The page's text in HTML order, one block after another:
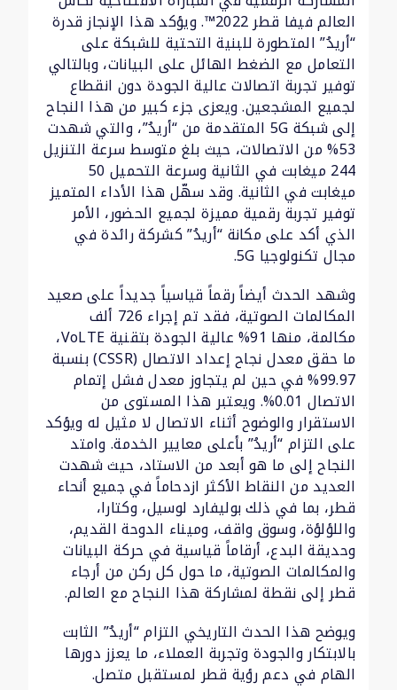
العالم فيفا قطر 2022™. ويؤكد هذا الإنجاز قدرة
“أريدُ” المتطورة للبنية التحتية للشبكة على
التعامل مع الضغط الهائل على البيانات، وبالتالي
توفير تجربة اتصالات عالية الجودة دون انقطاع
لجميع المشجعين. ويعزى جزء كبير من هذا النجاح
إلى شبكة 5G المتقدمة من “أريدُ”، والتي شهدت
53% من الاتصالات، حيث بلغ متوسط سرعة التنزيل
244 ميغابت في الثانية وسرعة التحميل 50
ميغابت في الثانية. وقد سهّل هذا الأداء المتميز
توفير تجربة رقمية مميزة لجميع الحضور، الأمر
الذي أكد على مكانة “أريدُ” كشركة رائدة في
مجال تكنولوجيا 5G.
وشهد الحدث أيضاً رقماً قياسياً جديداً على صعيد
المكالمات الصوتية، فقد تم إجراء 726 ألف
مكالمة، منها 91% عالية الجودة بتقنية VoLTE،
ما حقق معدل نجاح إعداد الاتصال (CSSR) بنسبة
99.97% في حين لم يتجاوز معدل فشل إتمام
الاتصال 0.01%. ويعتبر هذا المستوى من
الاستقرار والوضوح أثناء الاتصال لا مثيل له ويؤكد
على التزام “أريدُ” بأعلى معايير الخدمة. وامتد
النجاح إلى ما هو أبعد من الاستاد، حيث شهدت
العديد من النقاط الأكثر ازدحاماً في جميع أنحاء
قطر، بما في ذلك بوليفارد لوسيل، وكتارا،
واللؤلؤة، وسوق واقف، وميناء الدوحة القديم،
وحديقة البدع، أرقاماً قياسية في حركة البيانات
والمكالمات الصوتية، ما حول كل ركن من أرجاء
قطر إلى نقطة لمشاركة هذا النجاح مع العالم.
ويوضح هذا الحدث التاريخي التزام “أريدُ” الثابت
بالابتكار والجودة وتجربة العملاء، ما يعزز دورها
الهام في دعم رؤية قطر لمستقبل متصل.